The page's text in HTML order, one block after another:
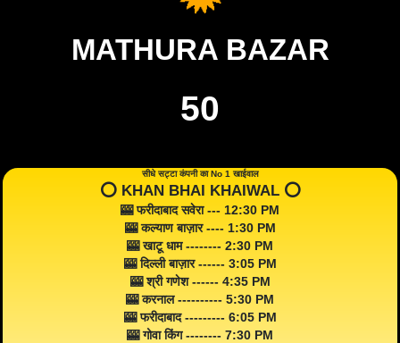
MATHURA BAZAR
50
सीधे सट्टा कंपनी का No 1 खाईवाल
⭕️ KHAN BHAI KHAIWAL ⭕️
🎰 फरीदाबाद सवेरा --- 12:30 PM
🎰 कल्याण बाज़ार ---- 1:30 PM
🎰 खाटू धाम -------- 2:30 PM
🎰 दिल्ली बाज़ार ------ 3:05 PM
🎰 श्री गणेश ------ 4:35 PM
🎰 करनाल ---------- 5:30 PM
🎰 फरीदाबाद --------- 6:05 PM
🎰 गोवा किंग -------- 7:30 PM